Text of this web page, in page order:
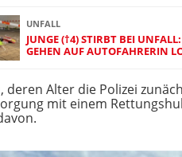
UNFALL
JUNGE (†4) STIRBT BEI
GEHEN AUF AUTOFAHRERIN
deren Alter die Polizei
mit einem